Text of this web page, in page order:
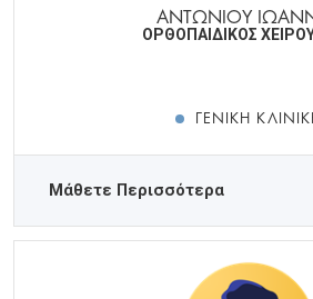
ΑΝΤΩΝΙΟΥ
ΟΡΘΟΠΑΙΔΙΚΟΣ
ΓΕΝΙΚΉ
Μάθετε Περισσότερα